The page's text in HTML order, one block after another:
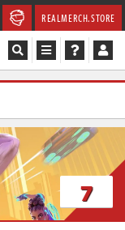
REALMERCH.STORE
7